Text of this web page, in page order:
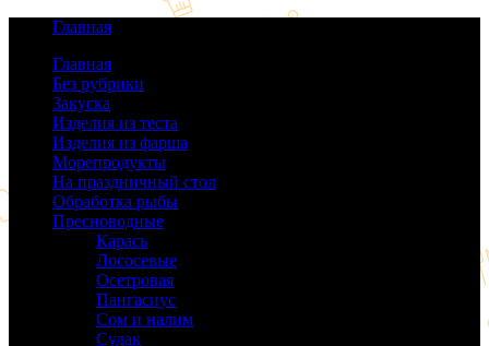
Главная
Главная
Без рубрики
Закуска
Изделия из теста
Изделия из фарша
Морепродукты
На праздничный стол
Обработка рыбы
Пресноводные
Карась
Лососевые
Осетровая
Пангасиус
Сом и налим
Судак